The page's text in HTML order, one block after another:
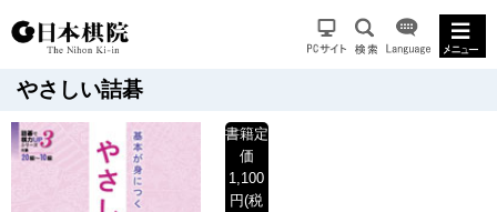
やさしい詰碁
書籍定
価
1,100
円(税